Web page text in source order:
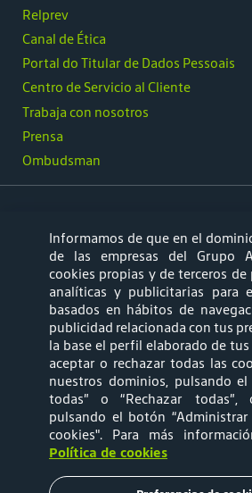
Ombudsman
Relprev
Canal de Ética
Portal do Titular de Dados Pessoais
Centro de Servicio al Cliente
Trabaja con nosotros
Prensa
síguenos
Mapa web
Política de Cookies
Informamos de que en el
de las empresas del Grupo
cookies propias y de terceros de
analíticas y publicitarias para
basados en hábitos de
publicidad relacionada con tus
la base el perfil elaborado de
aceptar o rechazar todas las
nuestros dominios, pulsando
todas” o “Rechazar todas”,
pulsando el botón “Administrar
cookies". Para más
Política de cookies